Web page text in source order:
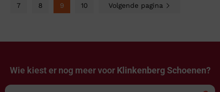
7 8 9 10 Volgende pagina
Wie kiest er nog meer voor Klinkenberg Schoenen?